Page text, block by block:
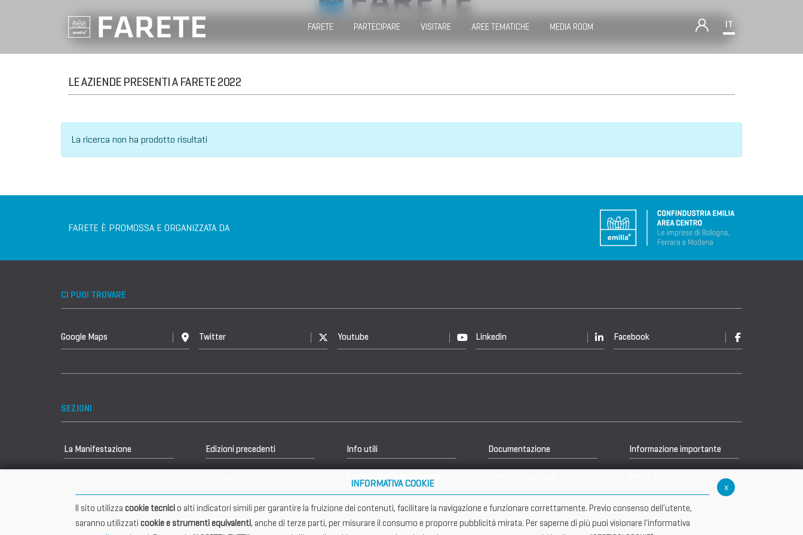
FARETE PARTECIPARE VISITARE AREE TEMATICHE MEDIA ROOM IT
LE AZIENDE PRESENTI A FARETE 2022
La ricerca non ha prodotto risultati
FARETE È PROMOSSA E ORGANIZZATA DA
CI PUOI TROVARE
Google Maps Twitter Youtube Linkedin Facebook
SEZIONI
La Manifestazione Edizioni precedenti Info utili Documentazione Informazione importante
x
INFORMATIVA COOKIE
Il sito utilizza cookie tecnici o alti indicatori simili per garantire la fruizione dei contenuti, facilitare la navigazione e funzionare correttamente. Previo consenso dell'utente,
saranno utilizzati cookie e strumenti equivalenti, anche di terze parti, per misurare il consumo e proporre pubblicità mirata. Per saperne di più puoi visionare l'informativa